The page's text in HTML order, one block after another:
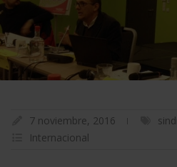
7 noviembre, 2016
Internacional